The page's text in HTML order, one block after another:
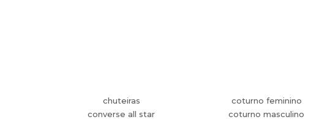
chuteiras
converse all star
coturno feminino
coturno masculino